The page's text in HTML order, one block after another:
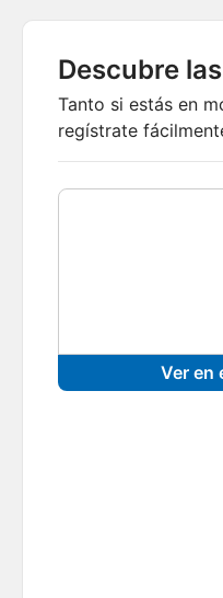
Descubre
Tanto si estás en
regístrate
Ver en